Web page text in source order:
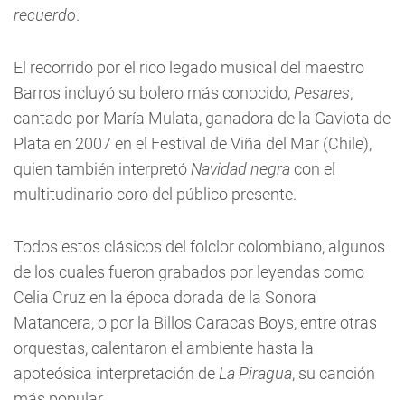
recuerdo.
El recorrido por el rico legado musical del maestro
Barros incluyó su bolero más conocido, Pesares,
cantado por María Mulata, ganadora de la Gaviota de
Plata en 2007 en el Festival de Viña del Mar (Chile),
quien también interpretó Navidad negracon el
multitudinario coro del público presente.
Todos estos clásicos del folclor colombiano, algunos
de los cuales fueron grabados por leyendas como
Celia Cruz en la época dorada de la Sonora
Matancera, o por la Billos Caracas Boys, entre otras
orquestas, calentaron el ambiente hasta la
apoteósica interpretación de La Piragua, su canción